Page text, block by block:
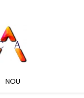
NOU